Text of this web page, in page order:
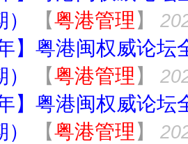
【粤港管理 】
年】粤港闽权威论
【粤港管理 】
年】粤港闽权威论
【粤港管理 】